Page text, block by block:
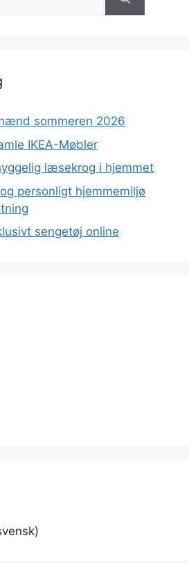
sommeren 2026
IKEA-Møbler
læsekrog i hjemmet
personligt hjemmemiljø
sengetøj online